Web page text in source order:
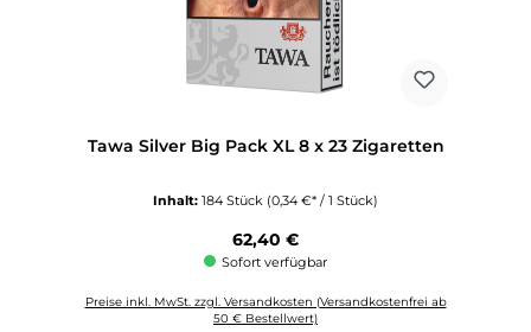
Tawa Silver Big Pack XL 8 x 23 Zigaretten
Inhalt: 184 Stück (0,34 €* / 1 Stück)
Regulärer Preis:
62,40 €
Sofort verfügbar
Preise inkl. MwSt. zzgl. Versandkosten (Versandkostenfrei ab
50 € Bestellwert)